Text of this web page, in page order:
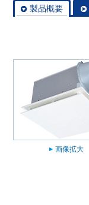
製品概要
画像拡大